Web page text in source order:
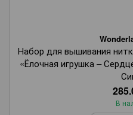
Набор для вышивания
«Ёлочная игрушка –
В